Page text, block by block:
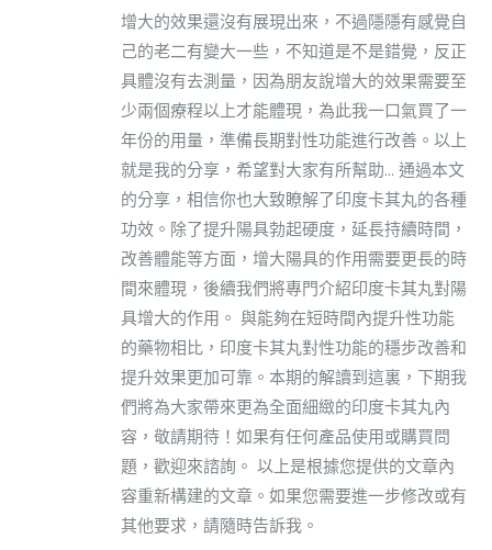
增大的效果還沒有展現出來，不過隱隱有感覺自
己的老二有變大一些，不知道是不是錯覺，反正
具體沒有去測量，因為朋友說增大的效果需要至
少兩個療程以上才能體現，為此我一口氣買了一
年份的用量，準備長期對性功能進行改善。以上
就是我的分享，希望對大家有所幫助... 通過本文
的分享，相信你也大致瞭解了印度卡其丸的各種
功效。除了提升陽具勃起硬度，延長持續時間，
改善體能等方面，增大陽具的作用需要更長的時
間來體現，後續我們將專門介紹印度卡其丸對陽
具增大的作用。 與能夠在短時間內提升性功能
的藥物相比，印度卡其丸對性功能的穩步改善和
提升效果更加可靠。本期的解讀到這裏，下期我
們將為大家帶來更為全面細緻的印度卡其丸內
容，敬請期待！如果有任何產品使用或購買問
題，歡迎來諮詢。 以上是根據您提供的文章內
容重新構建的文章。如果您需要進一步修改或有
其他要求，請隨時告訴我。